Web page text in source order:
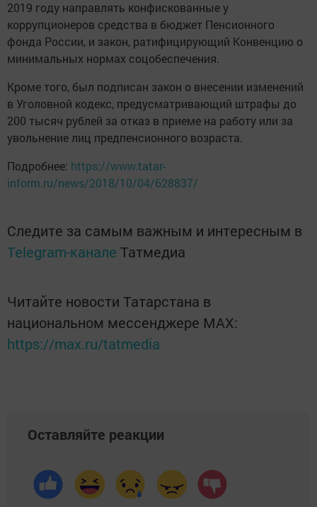
2019 году направлять конфискованные у
коррупционеров средства в бюджет Пенсионного
фонда России, и закон, ратифицирующий Конвенцию о
минимальных нормах соцобеспечения.
Кроме того, был подписан закон о внесении изменений
в Уголовной кодекс, предусматривающий штрафы до
200 тысяч рублей за отказ в приеме на работу или за
увольнение лиц предпенсионного возраста.
Подробнее: https://www.tatar-
inform.ru/news/2018/10/04/628837/
Следите за самым важным и интересным в
Telegram-канале Татмедиа
Читайте новости Татарстана в
национальном мессенджере MАХ:
https://max.ru/tatmedia
Оставляйте реакции